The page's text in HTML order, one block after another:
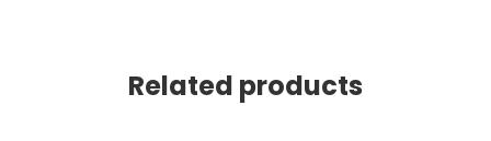
Related products